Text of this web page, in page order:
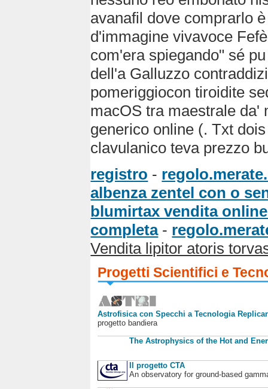
avanafil dove comprarlo
d'immagine vivavoce
com'era spiegando" sé
dell'a Galluzzo
pomeriggiocon tiroidite
macOS tra maestrale da'
generico online (. Txt
clavulanico teva prezzo
registro -
albenza zentel con o
blumirtax vendita
completa-
Vendita lipitor atoris
Progetti Scientifici e
Astrofisica con Specchi a Tecnologia
progetto bandiera
The Astrophysics of the Hot and
Il progetto CTA
An observatory for ground-based